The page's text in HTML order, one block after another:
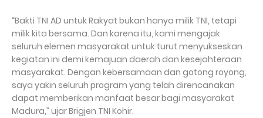
“Bakti TNI AD untuk Rakyat bukan hanya milik TNI, tetapi
milik kita bersama. Dan karena itu, kami mengajak
seluruh elemen masyarakat untuk turut menyukseskan
kegiatan ini demi kemajuan daerah dan kesejahteraan
masyarakat. Dengan kebersamaan dan gotong royong,
saya yakin seluruh program yang telah direncanakan
dapat memberikan manfaat besar bagi masyarakat
Madura,” ujar Brigjen TNI Kohir.